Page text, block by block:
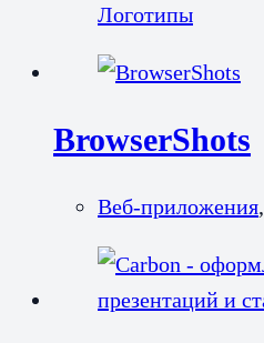
Логотипы
BrowserShots
Веб-приложения,